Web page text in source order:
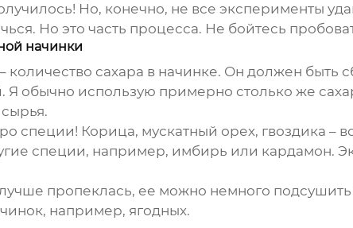
Но, конечно, не все эксперименты
Но это часть процесса. Не бойтесь
начинки
сахара в начинке. Он должен быть
Я обычно использую примерно столько же
специи! Корица, мускатный орех, гвоздика –
специи, например, имбирь или кардамон.
пропеклась, ее можно немного
например, ягодных.